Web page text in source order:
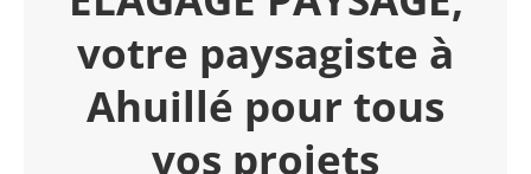
votre paysagiste à
Ahuillé pour tous
vos projets